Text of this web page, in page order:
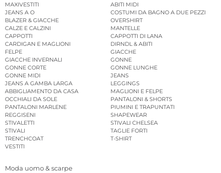
MAXIVESTITI
ABITI MIDI
JEANS A O
COSTUMI DA BAGNO A DUE PEZZI
BLAZER & GIACCHE
OVERSHIRT
CALZE E CALZINI
MANTELLE
CAPPOTTI
CAPPOTTI DI LANA
CARDIGAN E MAGLIONI
DIRNDL & ABITI
FELPE
GIACCHE
GIACCHE INVERNALI
GONNE
GONNE CORTE
GONNE LUNGHE
GONNE MIDI
JEANS
JEANS A GAMBA LARGA
LEGGINGS
ABBIGLIAMENTO DA CASA
MAGLIONI E FELPE
OCCHIALI DA SOLE
PANTALONI & SHORTS
PANTALONI MARLENE
PIUMINI E TRAPUNTATI
REGGISENI
SHAPEWEAR
STIVALETTI
STIVALI CHELSEA
STIVALI
TAGLIE FORTI
TRENCHCOAT
T-SHIRT
VESTITI
Moda uomo & scarpe